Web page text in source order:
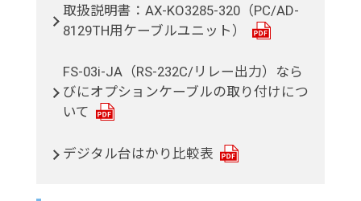
取扱説明書：AX-KO3285-320（PC/AD-
8129TH用ケーブルユニット）
FS-03i-JA（RS-232C/リレー出力）なら
びにオプションケーブルの取り付けにつ
いて
デジタル台はかり比較表